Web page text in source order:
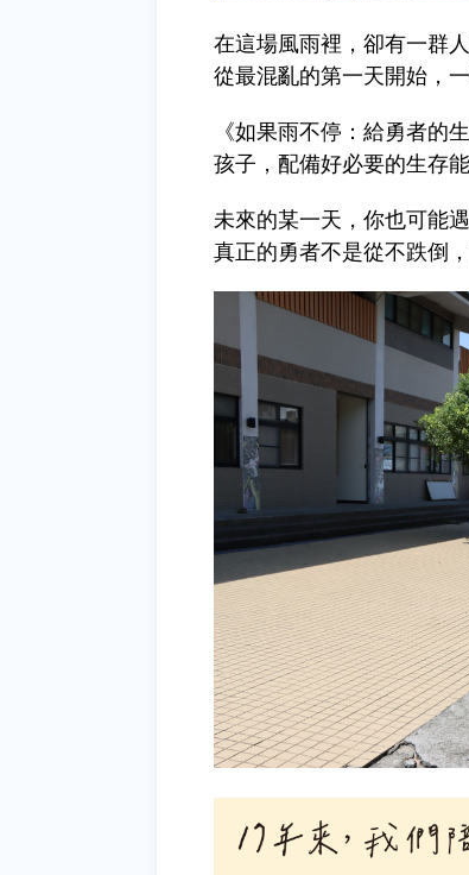
在這場風雨裡，卻有一群
從最混亂的第一天開始，
《如果雨不停：給勇者的
孩子，配備好必要的生存
未來的某一天，你也可能
真正的勇者不是從不跌倒